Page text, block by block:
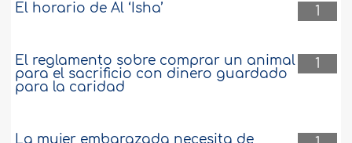
1
El horario de Al ‘Isha’
1
El reglamento sobre comprar un animal
para el sacrificio con dinero guardado
para la caridad
La mujer embarazada necesita de